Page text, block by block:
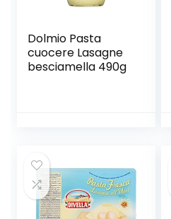
Dolmio Pasta
cuocere Lasagne
besciamella 490g